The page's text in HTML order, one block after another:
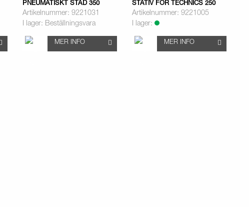
PNEUMATISKT STÄD 350
Artikelnummer: 9221031
I lager: Beställningsvara
MER INFO
STATIV FÖR TECHNICS 250
Artikelnummer: 9221005
I lager:
MER INFO